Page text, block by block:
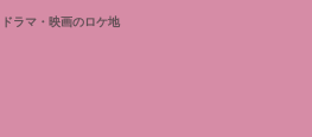
ラマ・映画のロケ地